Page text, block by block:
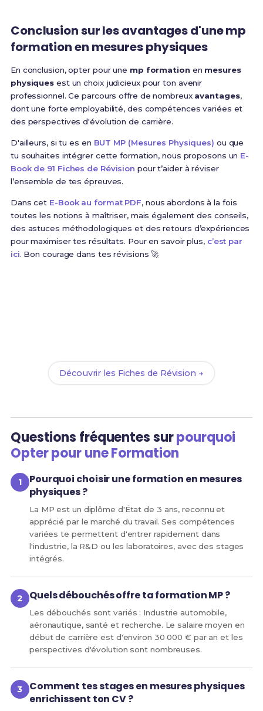
Conclusion sur les avantages d'une mp
formation en mesures physiques
En conclusion, opter pour une mp formationen mesures
physiques est un choix judicieux pour ton avenir
professionnel. Ce parcours offre de nombreux avantages,
dont une forte employabilité, des compétences variées et
des perspectives d'évolution de carrière.
D'ailleurs, si tu es en BUT MP (Mesures Physiques) ou que
tu souhaites intégrer cette formation, nous proposons un E-
Book de 91 Fiches de Révision pour t’aider à réviser
l’ensemble de tes épreuves.
Dans cet E-Book au format PDF, nous abordons à la fois
toutes les notions à maîtriser, mais également des conseils,
des astuces méthodologiques et des retours d’expériences
pour maximiser tes résultats. Pour en savoir plus, c’est par
ici. Bon courage dans tes révisions 🚀
Découvrir les Fiches de Révision →
Questions fréquentes surpourquoi
Opter pour une Formation
Pourquoi choisir une formation en mesures
physiques ?
La MP est un diplôme d'État de 3 ans, reconnu et
apprécié par le marché du travail. Ses compétences
variées te permettent d'entrer rapidement dans
l'industrie, la R&D ou les laboratoires, avec des stages
intégrés.
Quels débouchés offre ta formation MP ?
Les débouchés sont variés : Industrie automobile,
aéronautique, santé et recherche. Le salaire moyen en
début de carrière est d'environ 30 000 € par an et les
perspectives d'évolution sont nombreuses.
Comment tes stages en mesures physiques
enrichissent ton CV ?